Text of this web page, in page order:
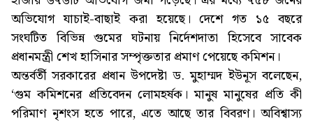
অভিযোগ যাচাই-বাছাই করা হয়েছে। দেশে গত ১৫ বছরে
সংঘটিত বিভিন্ন গুমের ঘটনায় নির্দেশদাতা হিসেবে সাবেক
প্রধানমন্ত্রী শেখ হাসিনার সম্পৃক্ততার প্রমাণ পেয়েছে কমিশন।
অন্তর্বর্তী সরকারের প্রধান উপদেষ্টা ড. মুহাম্মদ ইউনূস বলেছেন,
‘গুম কমিশনের প্রতিবেদন লোমহর্ষক। মানুষ মানুষের প্রতি কী
পরিমাণ নৃশংস হতে পারে, এতে আছে তার বিবরণ। অবিশ্বাস্য